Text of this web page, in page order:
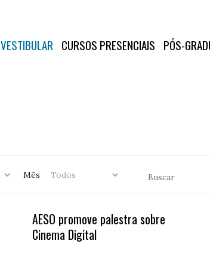
VESTIBULAR CURSOS PRESENCIAIS PÓS-
Mês
AESO promove palestra sobre
Cinema Digital